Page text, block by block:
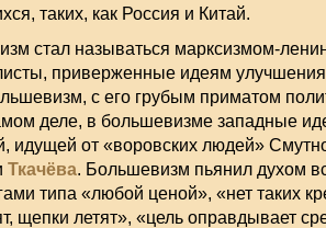
таких, как Россия и Китай.
стал называться марксизмом-
приверженные идеям улучшения
с его грубым приматом
деле, в большевизме западные
идущей от «воровских людей»
Ткачёва. Большевизм пьянил духом
типа «любой ценой», «нет таких
щепки летят», «цель оправдывает